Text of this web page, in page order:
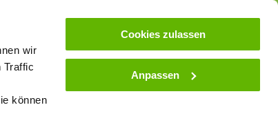
wir
Traffic
können
Cookies zulassen
Anpassen
Spielwaren Zaunlexikon SALE